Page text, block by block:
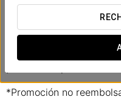
la pintoresca Ciudad
y el fascinante Barrio
paseo en barco y
encantador restaurante
*Promoción no